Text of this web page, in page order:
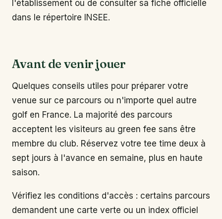
l'établissement ou de consulter sa fiche officielle
dans le répertoire INSEE.
Avant de venir jouer
Quelques conseils utiles pour préparer votre
venue sur ce parcours ou n'importe quel autre
golf en France. La majorité des parcours
acceptent les visiteurs au green fee sans être
membre du club. Réservez votre tee time deux à
sept jours à l'avance en semaine, plus en haute
saison.
Vérifiez les conditions d'accès : certains parcours
demandent une carte verte ou un index officiel